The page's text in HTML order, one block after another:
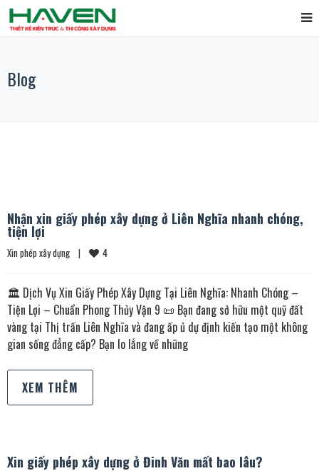
Blog
Nhận xin giấy phép xây dựng ở Liên Nghĩa nhanh chóng,
tiện lợi
Xin phép xây dựng | 4
🏛️ Dịch Vụ Xin Giấy Phép Xây Dựng Tại Liên Nghĩa: Nhanh Chóng –
Tiện Lợi – Chuẩn Phong Thủy Vận 9 📜 Bạn đang sở hữu một quỹ đất
vàng tại Thị trấn Liên Nghĩa và đang ấp ủ dự định kiến tạo một không
gian sống đẳng cấp? Bạn lo lắng về những
XEM THÊM
Xin giấy phép xây dựng ở Đinh Văn mất bao lâu?